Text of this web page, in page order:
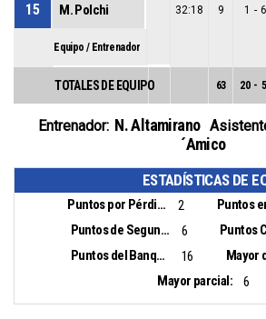
15 M. Polchi 32:18 9 1 - 6
Equipo / Entrenador
TOTALES DE EQUIPO 63 20 -
Entrenador: N. Altamirano
´amico
ESTADÍSTICAS DE
Puntos por Pérdidas: 2
Puntos de Segunda Oportunidad:
6
Puntos del Banquillo:
16 Mayor
Mayor parcial:
6